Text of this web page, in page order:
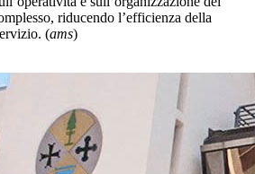
riducendo l’efficienza della
(ams)